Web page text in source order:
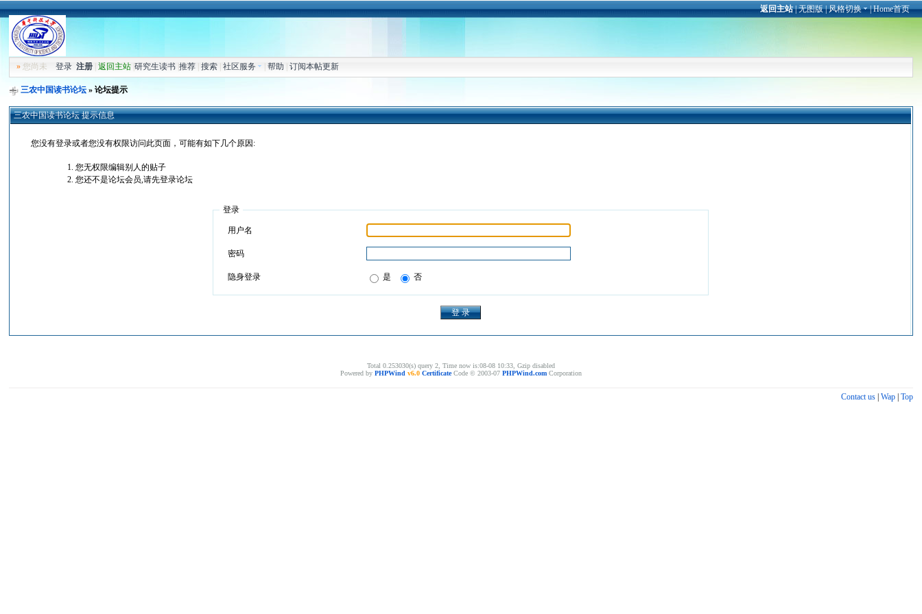
返回主站|无图版|风格切换 |Home首页
» 您尚未登录 注册 |返回主站 |研究生读书 |推荐 |搜索 |社区服务 |帮助 |订阅本帖更新
三农中国读书论坛» 论坛提示
三农中国读书论坛 提示信息
您没有登录或者您没有权限访问此页面，可能有如下几个原因:
您无权限编辑别人的贴子
您还不是论坛会员,请先登录论坛
登录
用户名
密码
隐身登录 是 否
Total 0.253030(s) query 2, Time now is:08-08 10:33, Gzip disabled
Powered by PHPWind v6.0 CertificateCode © 2003-07 PHPWind.com Corporation
Contact us| Wap| Top